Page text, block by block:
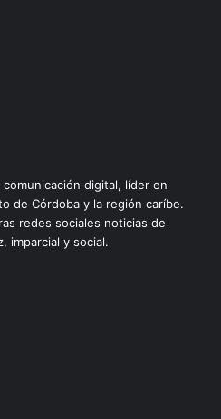
digital, líder en
de Córdoba y la región caríbe.
redes sociales noticias de
imparcial y social.